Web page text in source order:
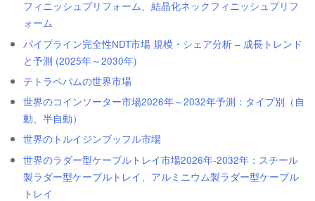
フィニッシュプリフォーム、結晶化ネックフィニッシュプリフ
ォーム
パイプライン完全性NDT市場 規模・シェア分析 – 成長トレンド
と予測 (2025年～2030年)
テトラペパムの世界市場
世界のコインソーター市場2026年～2032年予測：タイプ別（自
動、半自動）
世界のトルイジンブッフル市場
世界のラダー型ケーブルトレイ市場2026年-2032年：スチール
製ラダー型ケーブルトレイ、アルミニウム製ラダー型ケーブル
トレイ